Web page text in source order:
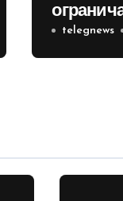
telegnews